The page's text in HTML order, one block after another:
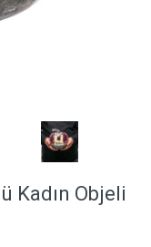
Kadın Objeli